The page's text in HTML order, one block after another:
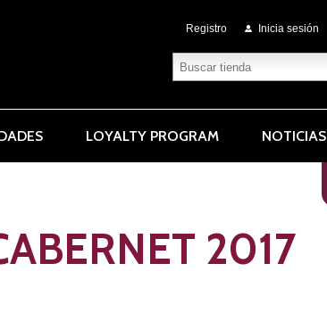
Registro Inicia sesión
LOYALTY PROGRAM NOTICIAS
2017